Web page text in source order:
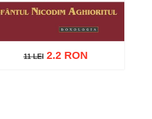
11 LEI
11 LEI2.2 RON